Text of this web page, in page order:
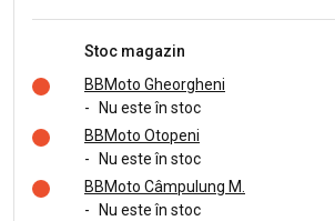
Stoc magazin
BBMoto Gheorgheni
-
Nu este în stoc
BBMoto Otopeni
-
Nu este în stoc
BBMoto Câmpulung M.
-
Nu este în stoc